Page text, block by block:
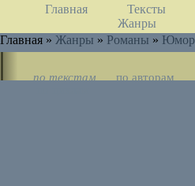
Главная Тексты
Жанры
Главная » Жанры » Романы » Юмор
по текстам
по авторам